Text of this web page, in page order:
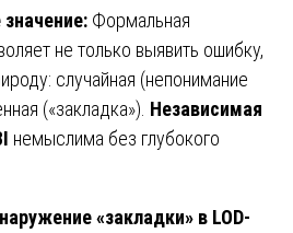
Формальная
не только выявить ошибку,
случайная (непонимание
(«закладка»). Независимая
немыслима без глубокого
«закладки» в LOD-